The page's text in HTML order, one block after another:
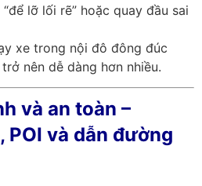
lỡ lối rẽ” hoặc quay đầu sai
xe trong nội đô đông đúc
nên dễ dàng hơn nhiều.
và an toàn –
và dẫn đường